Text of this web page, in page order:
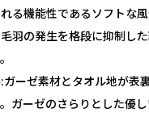
る機能性であるソフトな
羽の発生を格段に抑制し
ーゼ素材とタオル地が表
ガーゼのさらりとした優